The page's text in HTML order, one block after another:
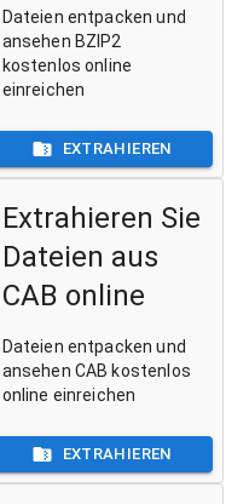
Dateien entpacken und
ansehen BZIP2
kostenlos online
einreichen
EXTRAHIEREN
Extrahieren Sie
Dateien aus
CAB online
Dateien entpacken und
ansehen CAB kostenlos
online einreichen
EXTRAHIEREN